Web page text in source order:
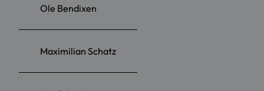
Ole Bendixen
Maximilian Schatz